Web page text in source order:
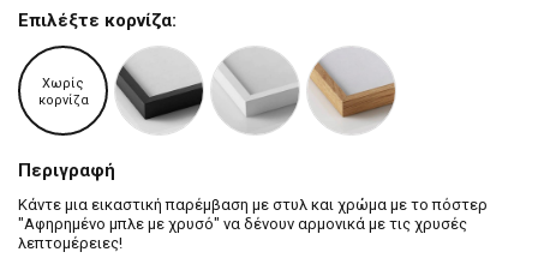
Επιλέξτε κορνίζα:
Χωρίς
κορνίζα
Περιγραφή
Κάντε μια εικαστική παρέμβαση με στυλ και χρώμα με το πόστερ
"Αφηρημένο μπλε με χρυσό" να δένουν αρμονικά με τις χρυσές
λεπτομέρειες!